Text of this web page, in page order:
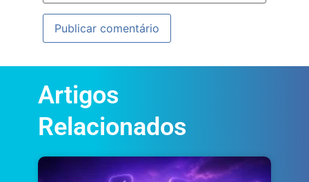
Artigos
Relacionados